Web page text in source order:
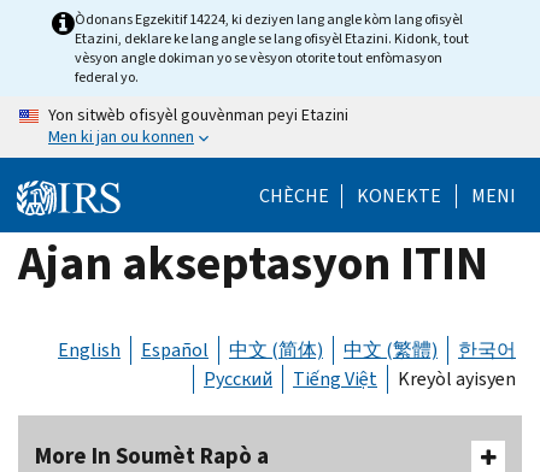
Òdonans Egzekitif 14224, ki deziyen lang angle kòm lang ofisyèl
Etazini, deklare ke lang angle se lang ofisyèl Etazini. Kidonk, tout
vèsyon angle dokiman yo se vèsyon otorite tout enfòmasyon
federal yo.
Yon sitwèb ofisyèl gouvènman peyi Etazini
Men ki jan ou konnen
CHÈCHE KONEKTE MENI
Ajan akseptasyon ITIN
English Español 中文 (简体) 中文 (繁體)
한국어
Русский
Tiếng Việt Kreyòl ayisyen
More In Soumèt Rapò a